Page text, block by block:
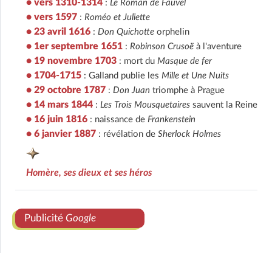
• vers 1310-1314 : Le Roman de Fauvel
• vers 1597 : Roméo et Juliette
• 23 avril 1616 : Don Quichotte orphelin
• 1er septembre 1651 : Robinson Crusoë à l'aventure
• 19 novembre 1703 : mort du Masque de fer
• 1704-1715 : Galland publie les Mille et Une Nuits
• 29 octobre 1787 : Don Juan triomphe à Prague
• 14 mars 1844 : Les Trois Mousquetaires sauvent la Reine
• 16 juin 1816 : naissance de Frankenstein
• 6 janvier 1887 : révélation de Sherlock Holmes
Homère, ses dieux et ses héros
Publicité Google